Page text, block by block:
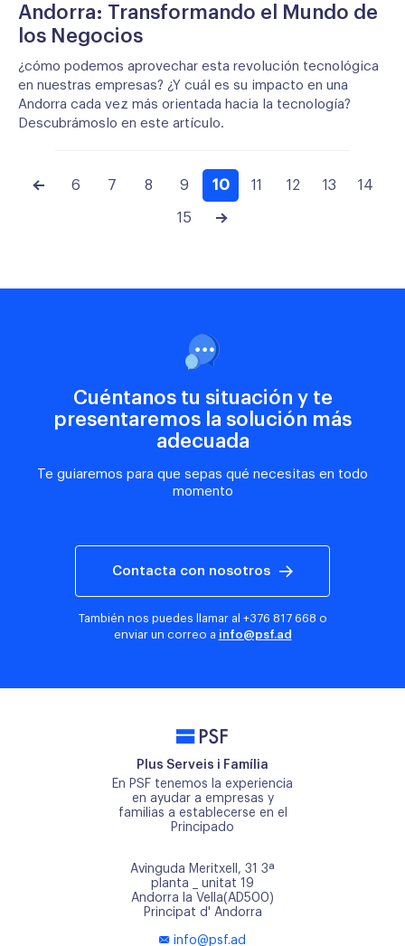
Andorra: Transformando el Mundo de
los Negocios
¿cómo podemos aprovechar esta revolución tecnológica
en nuestras empresas? ¿Y cuál es su impacto en una
Andorra cada vez más orientada hacia la tecnología?
Descubrámoslo en este artículo.
6 7 8 9 10 11 12 13 14
15
Cuéntanos tu situación y te
presentaremos la solución más
adecuada
Te guiaremos para que sepas qué necesitas en todo
momento
Contacta con nosotros
También nos puedes llamar al +376 817 668 o
enviar un correo a info@psf.ad
PSF
Plus Serveis i Família
En PSF tenemos la experiencia
en ayudar a empresas y
familias a establecerse en el
Principado
Avinguda Meritxell, 31 3ª
planta _ unitat 19
Andorra la Vella(AD500)
Principat d' Andorra
info@psf.ad